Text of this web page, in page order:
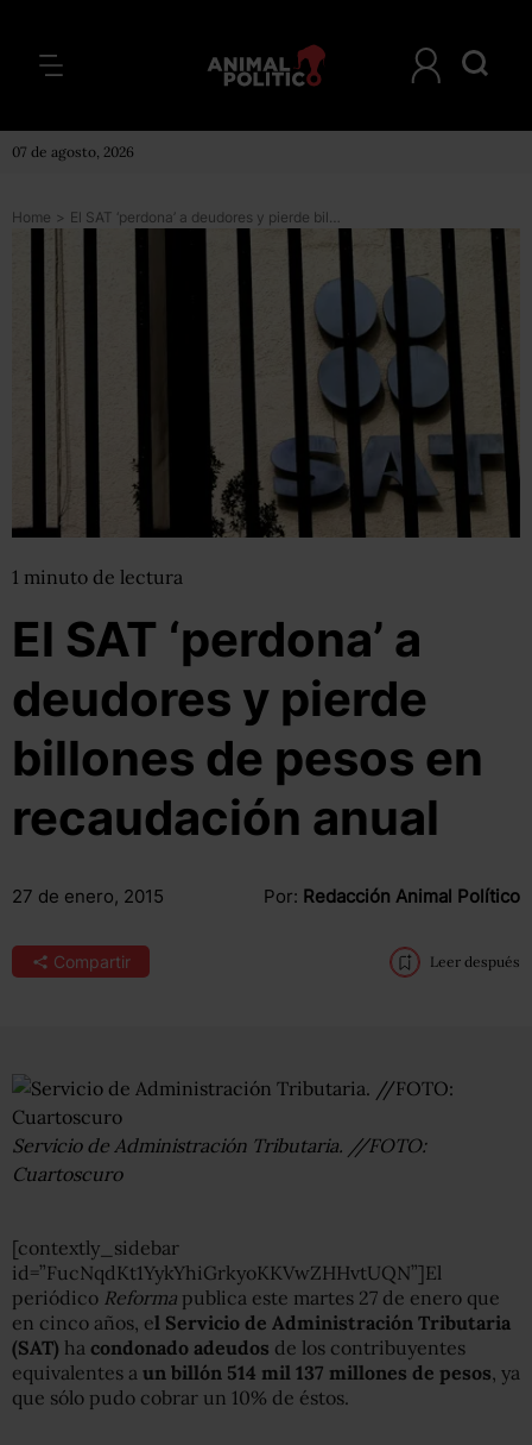
07 de agosto, 2026
Home > El SAT ‘perdona’ a deudores y pierde billones de pesos en recaudación anual
1 minuto de lectura
El SAT ‘perdona’ a
deudores y pierde
billones de pesos en
recaudación anual
27 de enero, 2015 Por: Redacción Animal Político
Compartir Leer después
Servicio de Administración Tributaria. //FOTO:
Cuartoscuro
[contextly_sidebar
id=”FucNqdKt1YykYhiGrkyoKKVwZHHvtUQN”]El
periódico Reforma publica este martes 27 de enero que
en cinco años, el Servicio de Administración Tributaria
(SAT) ha condonado adeudos de los contribuyentes
equivalentes a un billón 514 mil 137 millones de pesos, ya
que sólo pudo cobrar un 10% de éstos.